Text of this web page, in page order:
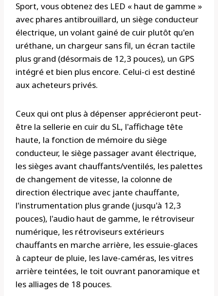
Sport, vous obtenez des LED « haut de gamme »
avec phares antibrouillard, un siège conducteur
électrique, un volant gainé de cuir plutôt qu'en
uréthane, un chargeur sans fil, un écran tactile
plus grand (désormais de 12,3 pouces), un GPS
intégré et bien plus encore. Celui-ci est destiné
aux acheteurs privés.
Ceux qui ont plus à dépenser apprécieront peut-
être la sellerie en cuir du SL, l'affichage tête
haute, la fonction de mémoire du siège
conducteur, le siège passager avant électrique,
les sièges avant chauffants/ventilés, les palettes
de changement de vitesse, la colonne de
direction électrique avec jante chauffante,
l'instrumentation plus grande (jusqu'à 12,3
pouces), l'audio haut de gamme, le rétroviseur
numérique, les rétroviseurs extérieurs
chauffants en marche arrière, les essuie-glaces
à capteur de pluie, les lave-caméras, les vitres
arrière teintées, le toit ouvrant panoramique et
les alliages de 18 pouces.